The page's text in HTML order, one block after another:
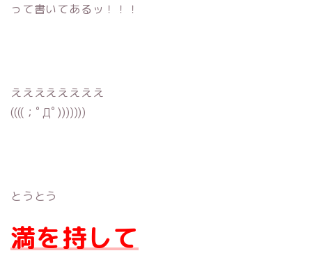
って書いてあるッ！！！
ええええええええ
((((；ﾟДﾟ)))))))
とうとう
満を持して